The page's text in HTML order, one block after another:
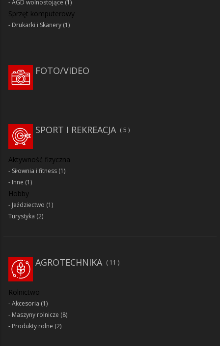
AGD wolnostojące (1)
Sprzęt komputerowy
Drukarki i Skanery (1)
FOTO/VIDEO
SPORT I REKREACJA 5
Aktywność fizyczna
Siłownia i fitness (1)
Inne (1)
Hobby
Jeździectwo (1)
Turystyka (2)
AGROTECHNIKA 11
Rolnictwo
Akcesoria (1)
Maszyny rolnicze (8)
Produkty rolne (2)